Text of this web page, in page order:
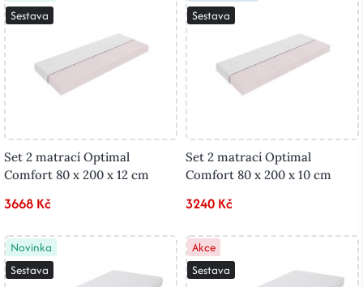
Sestava
Set 2 matrací Optimal
Comfort 80 x 200 x 12 cm
3668 Kč
Sestava
Set 2 matrací Optimal
Comfort 80 x 200 x 10 cm
3240 Kč
Novinka
Sestava
Akce
Sestava